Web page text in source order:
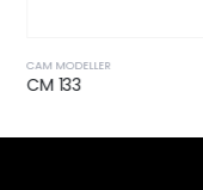
CAM MODELLER
CM 133